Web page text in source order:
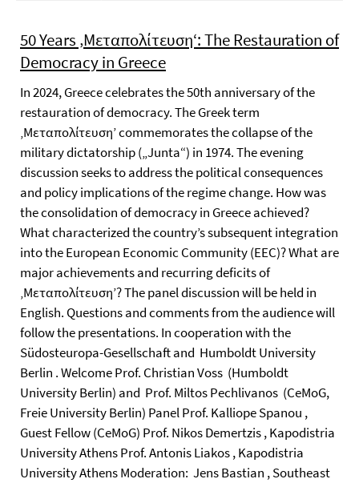
50 Years ‚Μεταπολίτευση‘: The Restauration of
Democracy in Greece
In 2024, Greece celebrates the 50th anniversary of the
restauration of democracy. The Greek term
‚Μεταπολίτευση’ commemorates the collapse of the
military dictatorship („Junta“) in 1974. The evening
discussion seeks to address the political consequences
and policy implications of the regime change. How was
the consolidation of democracy in Greece achieved?
What characterized the country’s subsequent integration
into the European Economic Community (EEC)? What are
major achievements and recurring deficits of
‚Μεταπολίτευση’? The panel discussion will be held in
English. Questions and comments from the audience will
follow the presentations. In cooperation with the
Südosteuropa-Gesellschaft and Humboldt University
Berlin . Welcome Prof. Christian Voss (Humboldt
University Berlin) and Prof. Miltos Pechlivanos (CeMoG,
Freie University Berlin) Panel Prof. Kalliope Spanou ,
Guest Fellow (CeMoG) Prof. Nikos Demertzis , Kapodistria
University Athens Prof. Antonis Liakos , Kapodistria
University Athens Moderation: Jens Bastian , Southeast